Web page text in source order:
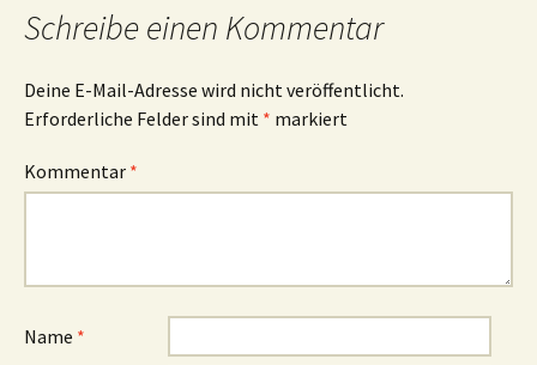
Schreibe einen Kommentar
Deine E-Mail-Adresse wird nicht veröffentlicht.
Erforderliche Felder sind mit * markiert
Kommentar *
Name *